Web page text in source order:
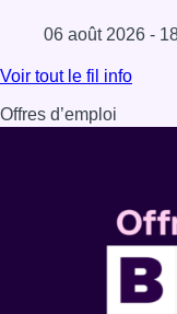
06 août 2026 -
Lire l'article À
Voir tout le fil info
Offres d’emploi